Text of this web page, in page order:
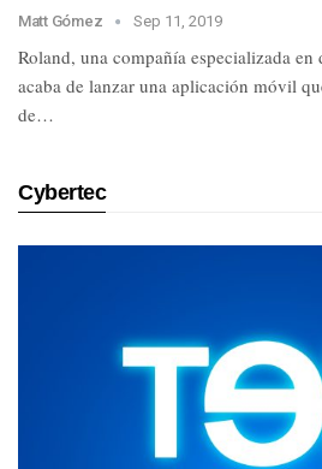
Matt Gómez Sep 11, 2019
Roland, una compañía especializada en
acaba de lanzar una aplicación móvil
de…
Cybertec